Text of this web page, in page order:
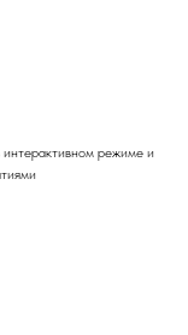
режиме и